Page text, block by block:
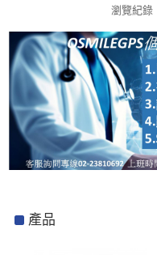
瀏覽紀錄
產品